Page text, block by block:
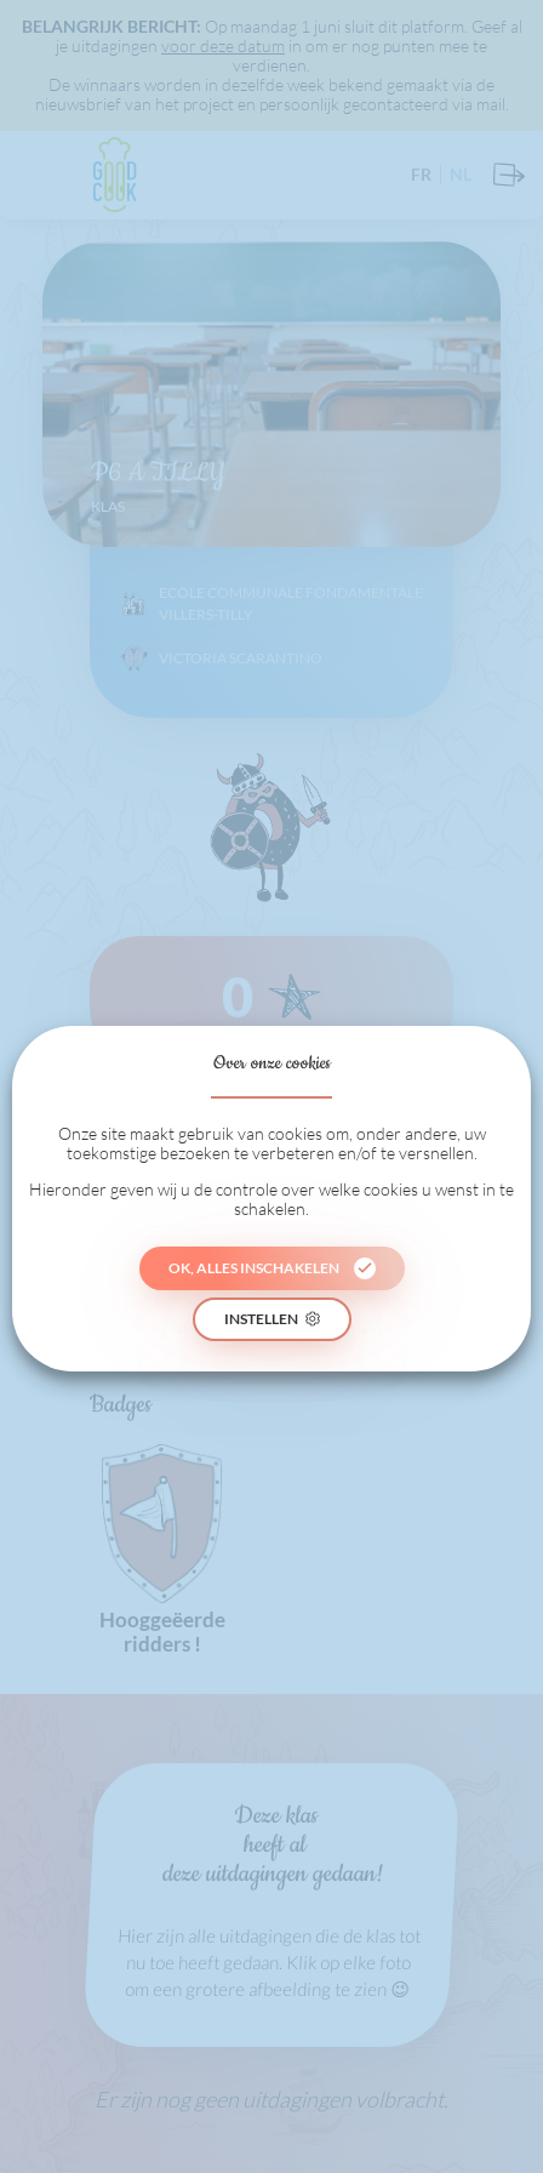
BELANGRIJK BERICHT: Op maandag 1 juni sluit dit platform. Geef al
je uitdagingen voor deze datum in om er nog punten mee te
verdienen.
De winnaars worden in dezelfde week bekend gemaakt via de
nieuwsbrief van het project en persoonlijk gecontacteerd via mail.
FR
P6 A TILLY
KLAS
0
1
0
GEDAAN
Badges
Hooggeëerde
ridders !
Deze klas
heeft al
deze uitdagingen gedaan!
Hier zijn alle uitdagingen die de klas tot
nu toe heeft gedaan. Klik op elke foto
om een grotere afbeelding te zien 😉
Er zijn nog geen uitdagingen volbracht.
Over onze cookies
Onze site maakt gebruik van cookies om, onder andere, uw
toekomstige bezoeken te verbeteren en/of te versnellen.
Hieronder geven wij u de controle over welke cookies u wenst in te
schakelen.
OK, ALLES INSCHAKELEN
INSTELLEN